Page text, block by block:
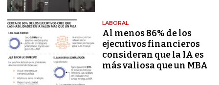
LABORAL
Al menos 86% de los
ejecutivos financieros
consideran que la IA es
más valiosa que un MBA